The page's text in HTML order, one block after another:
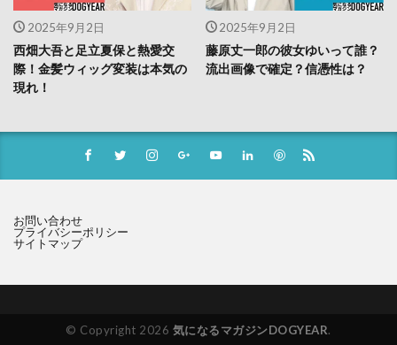
2025年9月2日
西畑大吾と足立夏保と熱愛交
際！金髪ウィッグ変装は本気の
現れ！
2025年9月2日
藤原丈一郎の彼女ゆいって誰？
流出画像で確定？信憑性は？
お問い合わせ
プライバシーポリシー
サイトマップ
© Copyright 2026 気になるマガジンDOGYEAR.